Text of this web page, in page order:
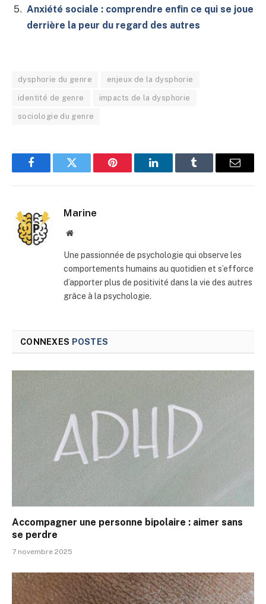
Anxiété sociale : comprendre enfin ce qui se joue
derrière la peur du regard des autres
dysphorie du genre enjeux de la dysphorie
identité de genre impacts de la dysphorie
sociologie du genre
FacebookTwitter Pinterest LinkedInTumblr
E-
Marine
Site
Une passionnée de psychologie qui observe les
comportements humains au quotidien et s’efforce
d’apporter plus de positivité dans la vie des autres
grâce à la psychologie.
CONNEXES POSTES
Accompagner une personne bipolaire : aimer sans
se perdre
7 novembre 2025